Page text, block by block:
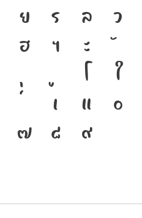
ย ร ล ว
ฮ ฯ ะ
โ
ใ
เ
แ ๐
๗ ๘ ๙